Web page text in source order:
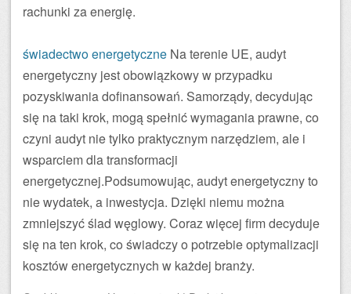
rachunki za energię.
świadectwo energetyczne Na terenie UE, audyt
energetyczny jest obowiązkowy w przypadku
pozyskiwania dofinansowań. Samorządy, decydując
się na taki krok, mogą spełnić wymagania prawne, co
czyni audyt nie tylko praktycznym narzędziem, ale i
wsparciem dla transformacji
energetycznej.Podsumowując, audyt energetyczny to
nie wydatek, a inwestycja. Dzięki niemu można
zmniejszyć ślad węglowy. Coraz więcej firm decyduje
się na ten krok, co świadczy o potrzebie optymalizacji
kosztów energetycznych w każdej branży.